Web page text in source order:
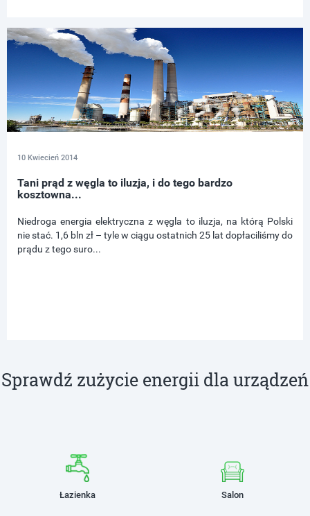
10 Kwiecień 2014
Tani prąd z węgla to iluzja, i do tego bardzo
kosztowna...
Niedroga energia elektryczna z węgla to iluzja, na którą Polski
nie stać. 1,6 bln zł – tyle w ciągu ostatnich 25 lat dopłaciliśmy do
prądu z tego suro...
Sprawdź zużycie energii dla urządzeń
Łazienka Salon